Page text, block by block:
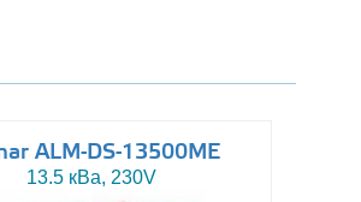
ALM-DS-13500ME
13.5 кВа, 230V